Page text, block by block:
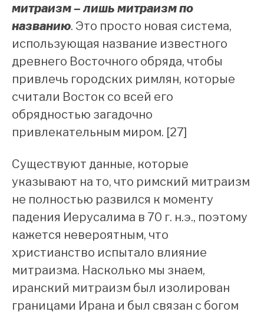
митраизм – лишь митраизм по
названию. Это просто новая система,
использующая название известного
древнего Восточного обряда, чтобы
привлечь городских римлян, которые
считали Восток со всей его
обрядностью загадочно
привлекательным миром. [27]
Существуют данные, которые
указывают на то, что римский митраизм
не полностью развился к моменту
падения Иерусалима в 70 г. н.э., поэтому
кажется невероятным, что
христианство испытало влияние
митраизма. Насколько мы знаем,
иранский митраизм был изолирован
границами Ирана и был связан с богом